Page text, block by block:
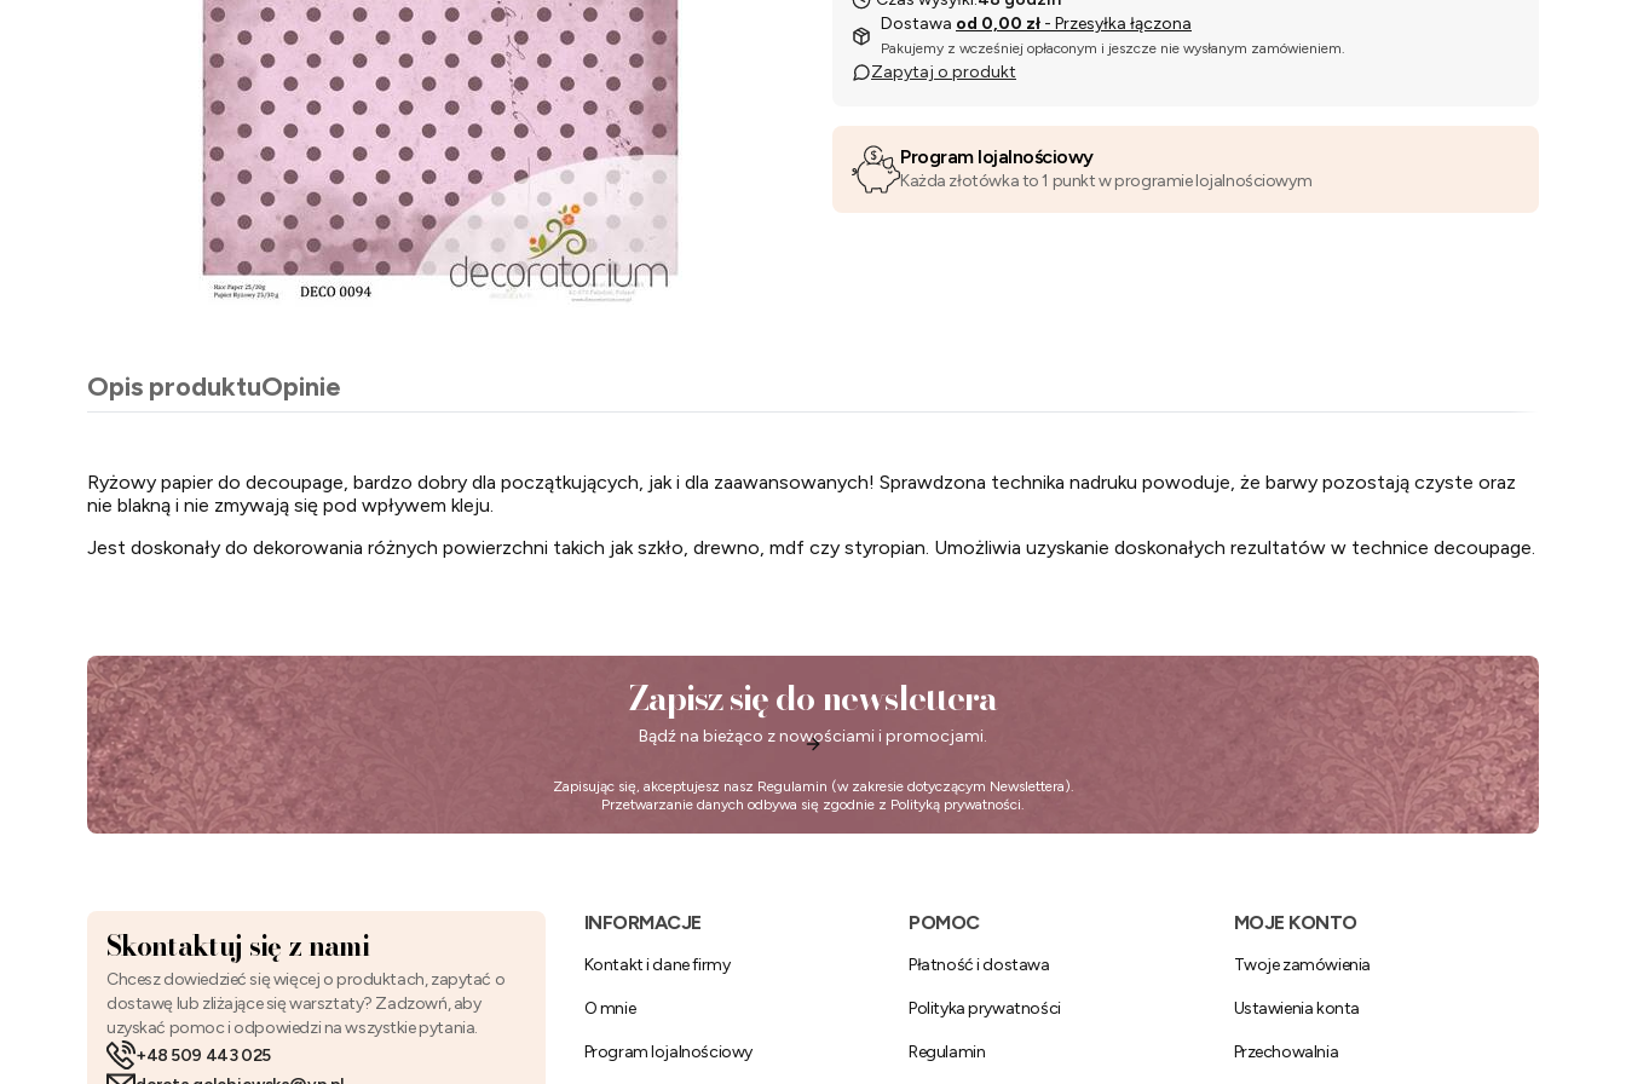
Dostawa od 0,00 zł - Przesyłka łączona
Pakujemy z wcześniej opłaconym i jeszcze nie wysłanym zamówieniem.
Zapytaj o produkt
Program lojalnościowy
Każda złotówka to 1 punkt w programie lojalnościowym
Opis produktuOpinie
Ryżowy papier do decoupage, bardzo dobry dla początkujących, jak i dla zaawansowanych! Sprawdzona technika nadruku powoduje, że barwy pozostają czyste oraz
nie blakną i nie zmywają się pod wpływem kleju.
Jest doskonały do dekorowania różnych powierzchni takich jak szkło, drewno, mdf czy styropian. Umożliwia uzyskanie doskonałych rezultatów w technice decoupage.
Zapisz się do newslettera
Bądź na bieżąco z nowościami i promocjami.
Zapisując się, akceptujesz nasz Regulamin (w zakresie dotyczącym Newslettera).
Przetwarzanie danych odbywa się zgodnie z Polityką prywatności.
Skontaktuj się z nami
Chcesz dowiedzieć się więcej o produktach, zapytać o
dostawę lub zliżające się warsztaty? Zadzowń, aby
uzyskać pomoc i odpowiedzi na wszystkie pytania.
+48 509 443 025
Linki w stopce
INFORMACJE
Kontakt i dane firmy
O mnie
Program lojalnościowy
POMOC
Płatność i dostawa
Polityka prywatności
Regulamin
MOJE KONTO
Twoje zamówienia
Ustawienia konta
Przechowalnia